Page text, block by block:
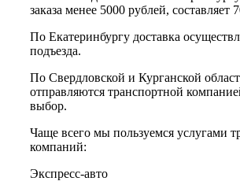
заказа менее 5000 рублей, составляет
По Екатеринбургу доставка
подъезда.
По Свердловской и Курганской
отправляются транспортной
выбор.
Чаще всего мы пользуемся услугами
компаний:
Экспресс-авто